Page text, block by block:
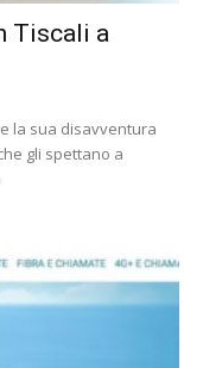
Tiscali a
la sua disavventura
gli spettano a